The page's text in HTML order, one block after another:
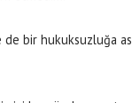
de bir hukuksuzluğa